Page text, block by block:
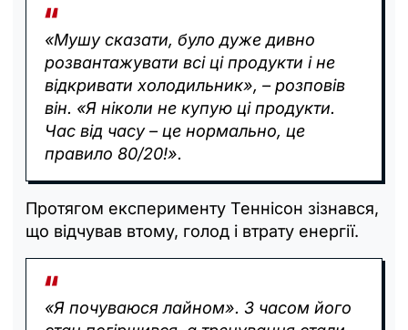
«‎Мушу сказати, було дуже дивно
розвантажувати всі ці продукти і не
відкривати холодильник», – розповів
він. «‎Я ніколи не купую ці продукти.
Час від часу – це нормально, це
правило 80/20!».
Протягом експерименту Теннісон зізнався,
що відчував втому, голод і втрату енергії.
«‎Я почуваюся лайном». З часом його